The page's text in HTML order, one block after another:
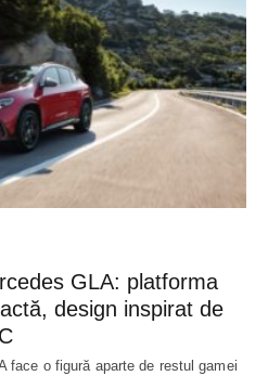
GLA: platforma
design inspirat de
face o figură aparte de restul gamei